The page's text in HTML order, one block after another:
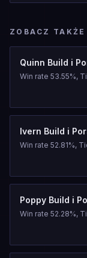
ZOBACZ TAKŻE
Quinn Build i
Win rate 53.55%,
Ivern Build i
Win rate 52.81%,
Poppy Build i
Win rate 52.28%,